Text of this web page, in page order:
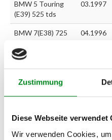
Zustimmung
Diese Webseite verwendet
Wir verwenden Cookies,
BMW 5 Touring
(E39) 525 tds
03.1997
BMW 7(E38) 725
04.1996
Zur exakten Fahrzeug-
Support kontaktieren (
,
Wir benötigen folgende
Passendes Fahrzeug